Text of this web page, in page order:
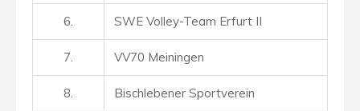
6. SWE Volley-Team Erfurt II
7. VV70 Meiningen
8. Bischlebener Sportverein